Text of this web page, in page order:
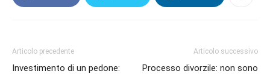
Articolo precedente
Investimento di un pedone:
Articolo successivo
Processo divorzile: non sono